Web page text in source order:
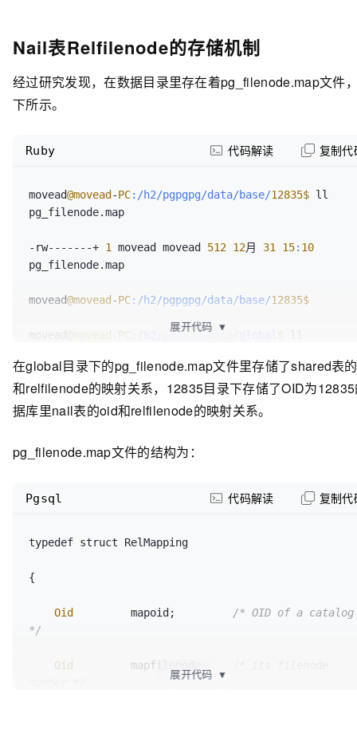
(14 rows)
(1 row
Nail表Relfilenode的存储机制
经过研究发现，在数据目录里存在着pg_filenode.map文件
下所示。
movead@movead -PC:/h2/pgpgpg/data/base/12835$ ll
pg_filenode.map
-rw-------+ 1 movead movead 512 12月 31 15: 10
pg_filenode.map
movead@movead-PC:/h2/pgpgpg/data/base/12835
@movead PC :/h2/pgpgpg/data/global $
ll
-rw-------+ 1 movead movead 512 12月 31 15:10
pg_filenode.map
Ruby 代码解读 复制代
展开代码 ▼
在global目录下的pg_filenode.map文件里存储了shared表
和relfilenode的映射关系，12835目录下存储了OID为
据库里nail表的oid和relfilenode的映射关系。
pg_filenode.map文件的结构为：
typedef struct RelMapping
{
Oid mapoid; /* OID of a catalog
*/
Oid mapfilenode;
Pgsql 代码解读 复制代
展开代码 ▼